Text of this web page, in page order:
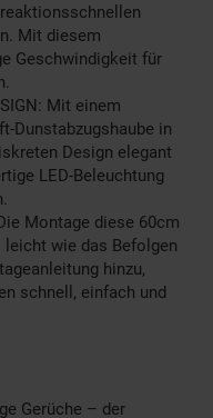
Mit diesem
Geschwindigkeit für
Mit einem
Dunstabzugshaube in
Design elegant
LED-Beleuchtung
Montage diese 60cm
leicht wie das Befolgen
hinzu,
schnell, einfach und
Gerüche – der